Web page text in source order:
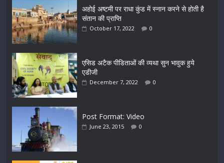
अहोई अष्टमी पर राधा कुंड में स्नान करने से होती है
संतान की प्राप्ति
October 17, 2022 0
एसिड अटैक पीडिताओं की व्यथा सुन भावुक हुये
एडीजी
December 7, 2022 0
Post Format: Video
June 23, 2015 0